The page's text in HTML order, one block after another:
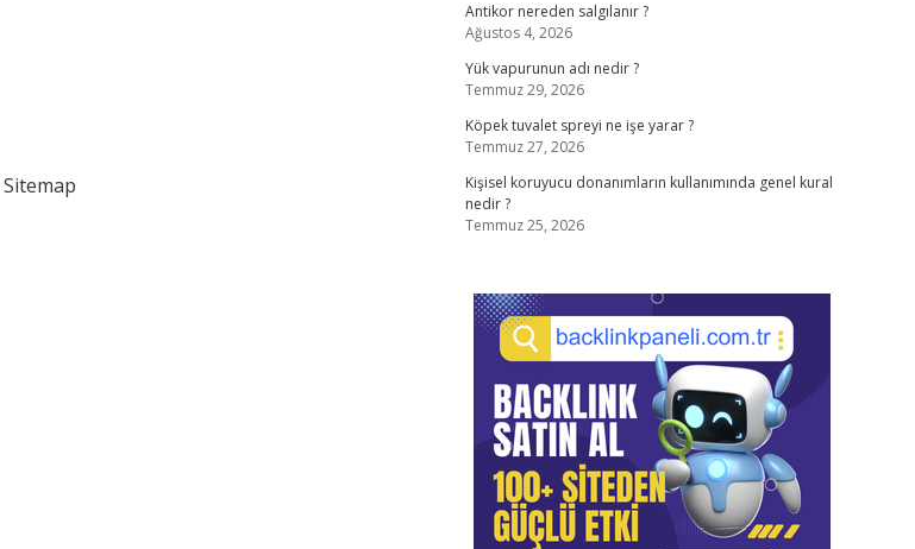
Sitemap
Antikor nereden salgılanır ?
Ağustos 4, 2026
Yük vapurunun adı nedir ?
Temmuz 29, 2026
Köpek tuvalet spreyi ne işe yarar ?
Temmuz 27, 2026
Kişisel koruyucu donanımların kullanımında genel kural
nedir ?
Temmuz 25, 2026